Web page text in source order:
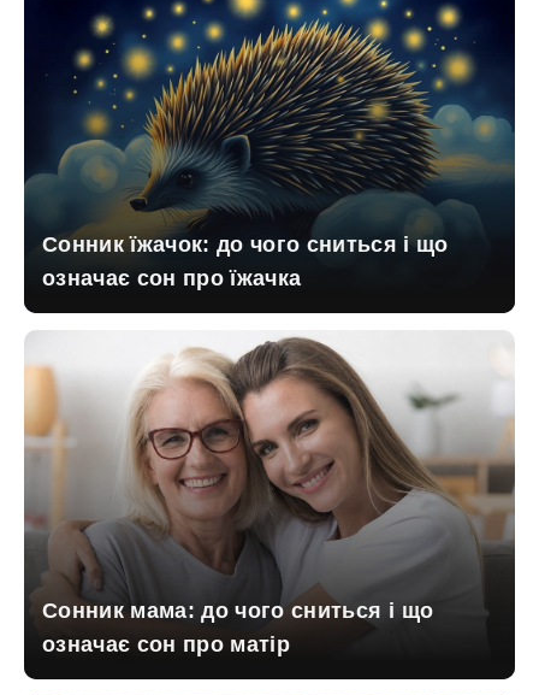
Сонник їжачок: до чого сниться і що
означає сон про їжачка
Сонник мама: до чого сниться і що
означає сон про матір